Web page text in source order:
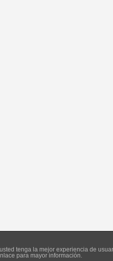
tenga la mejor experiencia de
para mayor información.